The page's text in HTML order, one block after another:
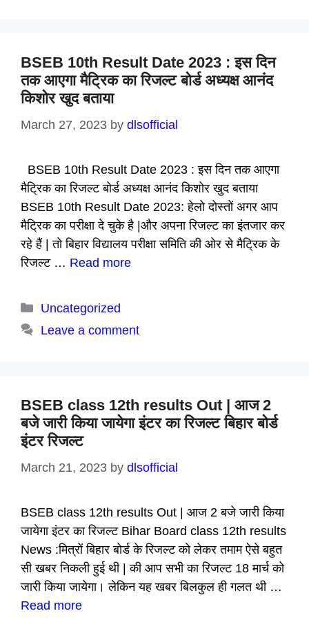
BSEB 10th Result Date 2023 : इस दिन
तक आएगा मैट्रिक का रिजल्ट बोर्ड अध्यक्ष आनंद
किशोर खुद बताया
March 27, 2023 by dlsofficial
BSEB 10th Result Date 2023 : इस दिन तक आएगा
मैट्रिक का रिजल्ट बोर्ड अध्यक्ष आनंद किशोर खुद बताया
BSEB 10th Result Date 2023: हेलो दोस्तों अगर आप
मैट्रिक का परीक्षा दे चुके है |और अपना रिजल्ट का इंतजार कर
रहे हैं | तो बिहार विद्यालय परीक्षा समिति की ओर से मैट्रिक के
रिजल्ट … Read more
Categories
Uncategorized
Leave a comment
BSEB class 12th results Out | आज 2
बजे जारी किया जायेगा इंटर का रिजल्ट बिहार बोर्ड
इंटर रिजल्ट
March 21, 2023 by dlsofficial
BSEB class 12th results Out | आज 2 बजे जारी किया
जायेगा इंटर का रिजल्ट Bihar Board class 12th results
News :मित्रों बिहार बोर्ड के रिजल्ट को लेकर तमाम ऐसे बहुत
सी खबर निकली हुई थी | की आप सभी का रिजल्ट 18 मार्च को
जारी किया जायेगा। लेकिन यह खबर बिलकुल ही गलत थी …
Read more